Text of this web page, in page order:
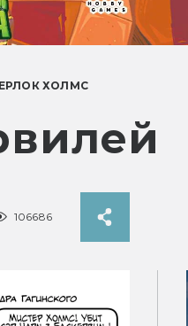
ХОЛМС
106686